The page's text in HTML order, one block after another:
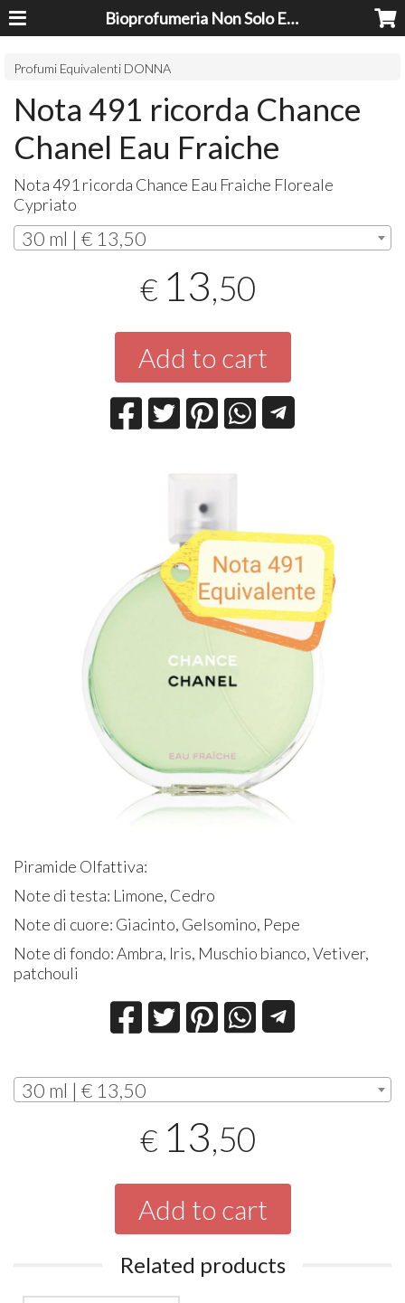
Bioprofumeria Non Solo Essenze
Profumi Equivalenti DONNA
Nota 491 ricorda Chance
Chanel Eau Fraiche
Nota 491 ricorda Chance Eau Fraiche Floreale
Cypriato
30 ml | € 13,50
€ 13,50
Add to cart
Piramide Olfattiva:
Note di testa: Limone, Cedro
Note di cuore: Giacinto, Gelsomino, Pepe
Note di fondo: Ambra, Iris, Muschio bianco, Vetiver,
patchouli
30 ml | € 13,50
€ 13,50
Add to cart
Related products